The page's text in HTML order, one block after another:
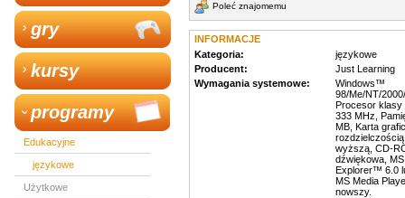
gry
kursy
programy
Edukacyjne
językowe
Użytkowe
Poleć znajomemu
INFORMACJE
Kategoria:
językowe
Producent:
Just Learning
Wymagania systemowe:
Windows™
98/Me/NT/
Procesor
333 MHz,
MB, Karta
wyższą, CD-
dźwiękowa,
Explorer™ 6.0
MS Media
nowszy.